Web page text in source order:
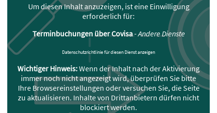
Um diesen Inhalt anzuzeigen, ist eine Einwilligung
erforderlich für:
Terminbuchungen über Covisa-Andere Dienste
Datenschutzrichtlinie für diesen Dienst anzeigen
Wichtiger Hinweis:Wenn der Inhalt nach der Aktivierung
immer noch nicht angezeigt wird, überprüfen Sie bitte
Ihre Browsereinstellungen oder versuchen Sie, die Seite
zu aktualisieren. Inhalte von Drittanbietern dürfen nicht
blockiert werden.